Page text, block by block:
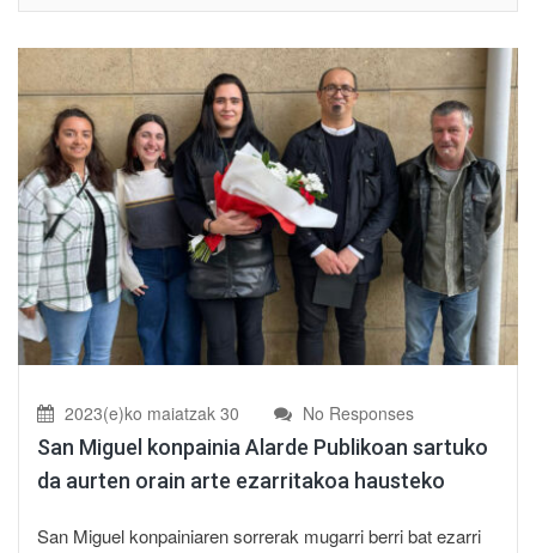
2023(e)ko maiatzak 30 No Responses
San Miguel konpainia Alarde Publikoan sartuko
da aurten orain arte ezarritakoa hausteko
San Miguel konpainiaren sorrerak mugarri berri bat ezarri